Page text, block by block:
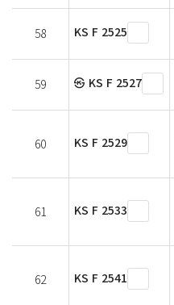
58 KS F 2525
59 ㉿ KS F 2527
60 KS F 2529
61 KS F 2533
62 KS F 2541